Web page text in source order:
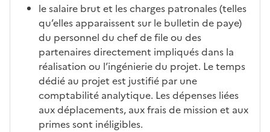
le salaire brut et les charges patronales (telles
qu’elles apparaissent sur le bulletin de paye)
du personnel du chef de file ou des
partenaires directement impliqués dans la
réalisation ou l’ingénierie du projet. Le temps
dédié au projet est justifié par une
comptabilité analytique. Les dépenses liées
aux déplacements, aux frais de mission et aux
primes sont inéligibles.